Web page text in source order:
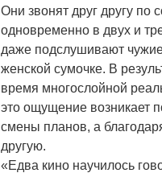
Они звонят друг другу по
одновременно в двух и
даже подслушивают
женской сумочке. В
время многослойной
это ощущение возникает
смены планов, а
другую.
«Едва кино научилось